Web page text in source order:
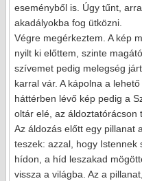
eseményből is. Úgy tűnt,
akadályokba fog ütközni.
Végre megérkeztem. A kép
nyilt ki előttem, szinte
szívemet pedig melegség
karral vár. A kápolna a
háttérben lévő kép pedig a
oltár elé, az áldoztatórácson
Az áldozás előtt egy pillanat
teszek: azzal, hogy Istennek
hídon, a híd leszakad
vissza a világba. Az a